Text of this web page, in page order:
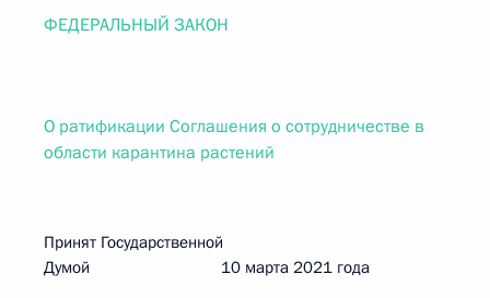
ФЕДЕРАЛЬНЫЙ ЗАКОН
О ратификации Соглашения о сотрудничестве в
области карантина растений
Принят Государственной
Думой 10 марта 2021 года